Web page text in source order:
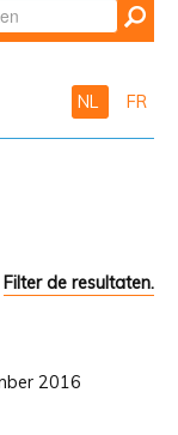
NL FR
Filter de resultaten.
2016